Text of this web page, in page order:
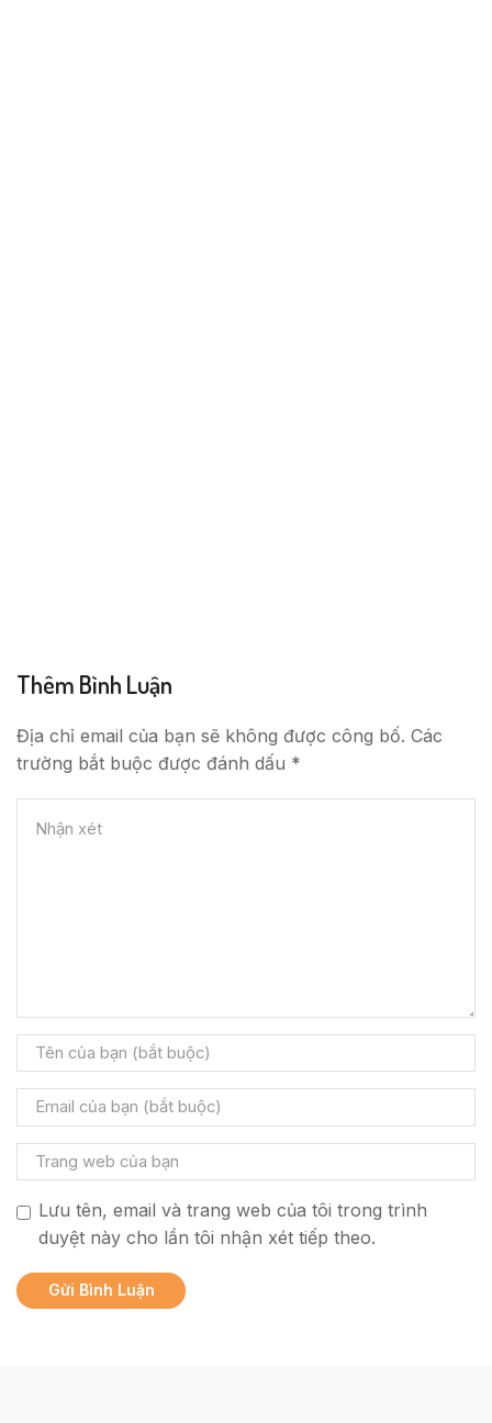
Thêm Bình Luận
Địa chỉ email của bạn sẽ không được công bố. Các
trường bắt buộc được đánh dấu *
Lưu tên, email và trang web của tôi trong trình
duyệt này cho lần tôi nhận xét tiếp theo.